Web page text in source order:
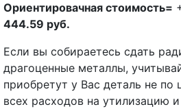
Ориентировачная стоимость=
444.59 руб.
Если вы собираетесь сдать
драгоценные металлы,
приобретут у Вас деталь не
всех расходов на утилизацию